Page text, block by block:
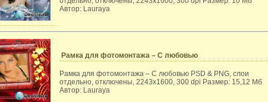
Автор: Lauraya
Рамка для фотомонтажа – С любовью
Рамка для фотомонтажа – С любовью PSD & PNG, слои
отдельно, отключены, 2243x1600, 300 dpi Размер: 15,12 Мб
Автор: Lauraya